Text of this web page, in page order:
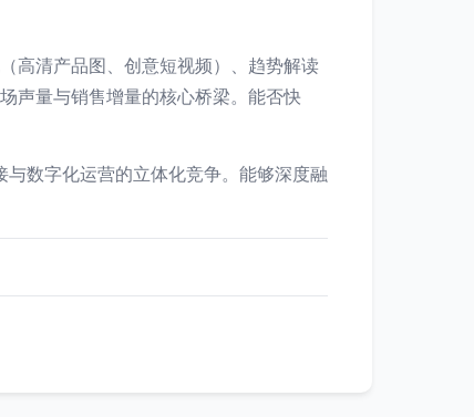
高清产品图、创意短视频）、趋势解读
声量与销售增量的核心桥梁。能否快
数字化运营的立体化竞争。能够深度融